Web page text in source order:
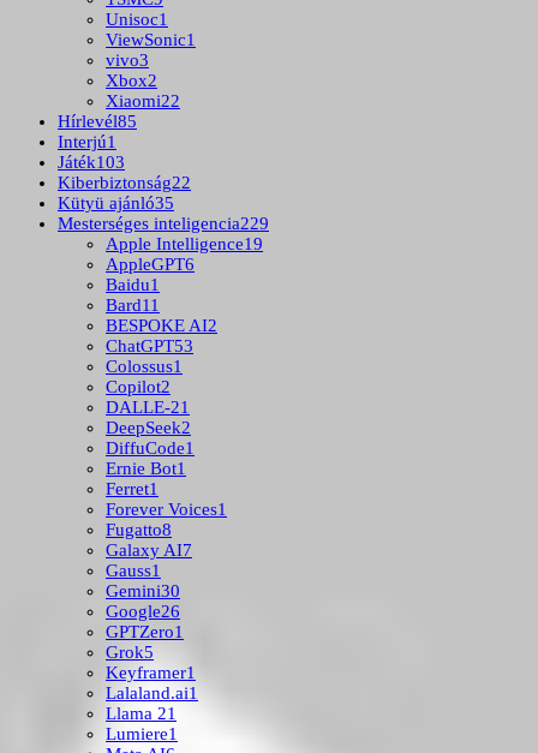
Unisoc1
ViewSonic1
vivo3
Xbox2
Xiaomi22
Hírlevél85
Interjú1
Játék103
Kiberbiztonság22
Kütyü ajánló35
Mesterséges inteligencia229
Apple Intelligence19
AppleGPT6
Baidu1
Bard11
BESPOKE AI2
ChatGPT53
Colossus1
Copilot2
DALLE-21
DeepSeek2
DiffuCode1
Ernie Bot1
Ferret1
Forever Voices1
Fugatto8
Galaxy AI7
Gauss1
Gemini30
Google26
GPTZero1
Grok5
Keyframer1
Lalaland.ai1
Llama 21
Lumiere1